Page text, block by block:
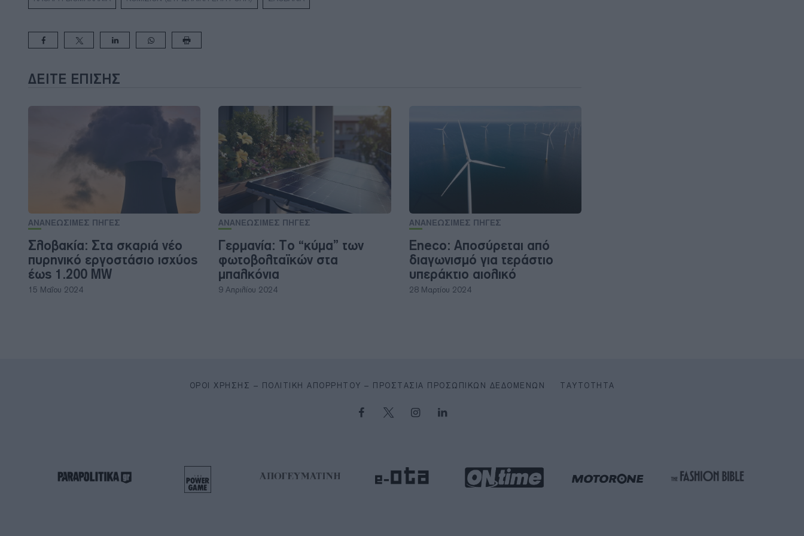
ΔΕΊΤΕ ΕΠΊΣΗΣ
ΑΝΑΝΕΩΣΙΜΕΣ ΠΗΓΕΣ
Σλοβακία: Στα σκαριά νέο
πυρηνικό εργοστάσιο ισχύος
έως 1.200 MW
15 Μαΐου 2024
ΑΝΑΝΕΩΣΙΜΕΣ ΠΗΓΕΣ
Γερμανία: Το “κύμα” των
φωτοβολταϊκών στα
μπαλκόνια
9 Απριλίου 2024
ΑΝΑΝΕΩΣΙΜΕΣ ΠΗΓΕΣ
Eneco: Αποσύρεται από
διαγωνισμό για τεράστιο
υπεράκτιο αιολικό
28 Μαρτίου 2024
ΌΡΟΙ ΧΡΉΣΗΣ – ΠΟΛΙΤΙΚΉ ΑΠΟΡΡΉΤΟΥ – ΠΡΟΣΤΑΣΊΑ ΠΡΟΣΩΠΙΚΏΝ ΔΕΔΟΜΈΝΩΝ ΤΑΥΤΌΤΗΤΑ